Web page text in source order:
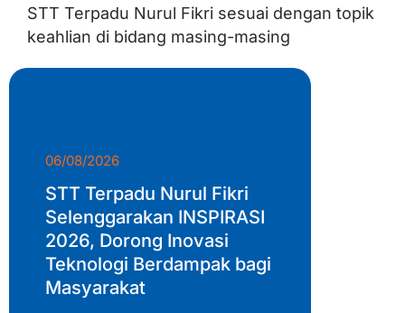
STT Terpadu Nurul Fikri sesuai dengan topik
keahlian di bidang masing-masing
06/08/2026
STT Terpadu Nurul Fikri
Selenggarakan INSPIRASI
2026, Dorong Inovasi
Teknologi Berdampak bagi
Masyarakat